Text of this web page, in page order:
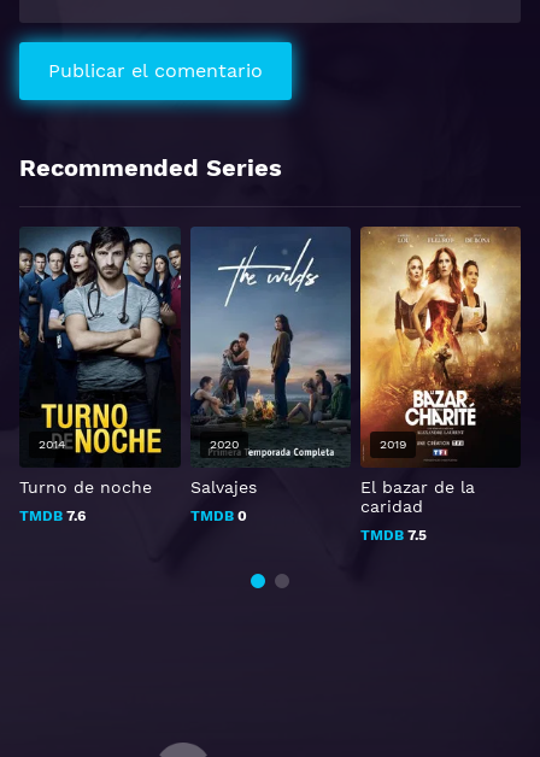
Recommended Series
Turno de noche
TMDB 7.6
2014
Salvajes
TMDB0
2020
El bazar de la
caridad
TMDB7.5
2019